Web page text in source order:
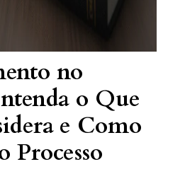
no
o Que
e Como
Processo